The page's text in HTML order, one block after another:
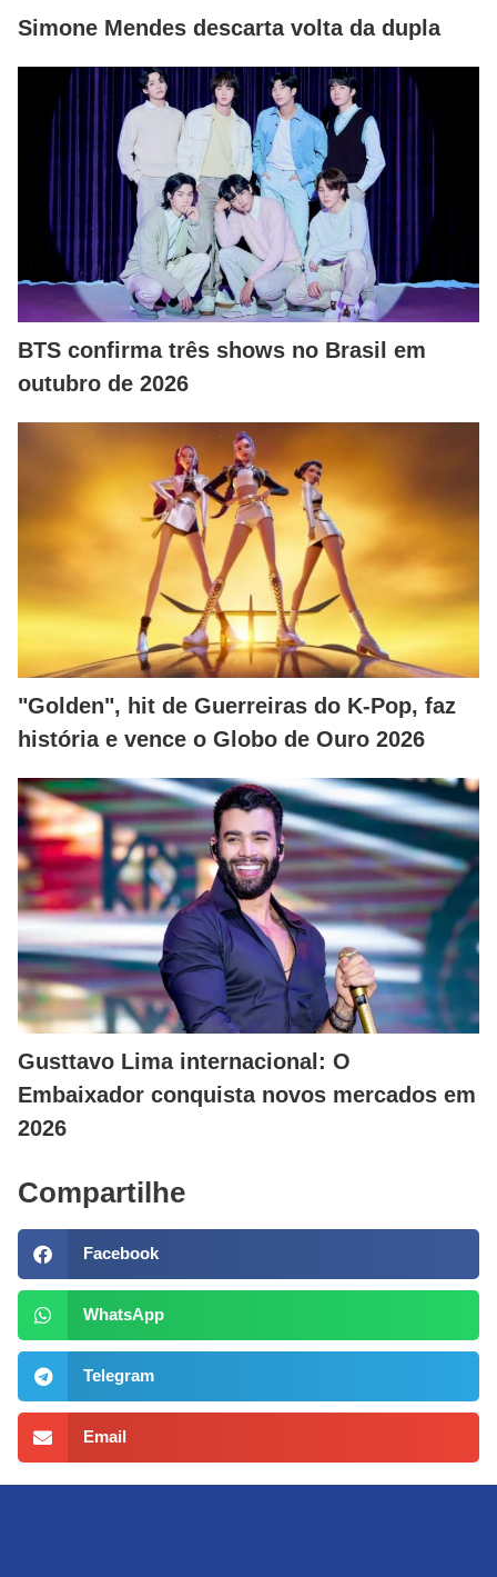
Simone Mendes descarta volta da dupla
BTS confirma três shows no Brasil em
outubro de 2026
"Golden", hit de Guerreiras do K-Pop, faz
história e vence o Globo de Ouro 2026
Gusttavo Lima internacional: O
Embaixador conquista novos mercados em
2026
Compartilhe
Facebook
WhatsApp
Telegram
Email